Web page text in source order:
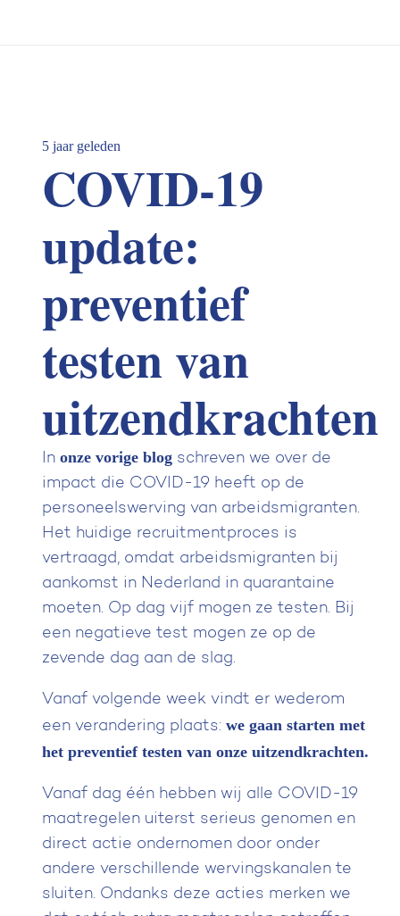
5 jaar geleden
COVID-19
update:
preventief
testen van
uitzendkrachten
In onze vorige blog schreven we over de
impact die COVID-19 heeft op de
personeelswerving van arbeidsmigranten.
Het huidige recruitmentproces is
vertraagd, omdat arbeidsmigranten bij
aankomst in Nederland in quarantaine
moeten. Op dag vijf mogen ze testen. Bij
een negatieve test mogen ze op de
zevende dag aan de slag.
Vanaf volgende week vindt er wederom
een verandering plaats: we gaan starten met
het preventief testen van onze uitzendkrachten.
Vanaf dag één hebben wij alle COVID-19
maatregelen uiterst serieus genomen en
direct actie ondernomen door onder
andere verschillende wervingskanalen te
sluiten. Ondanks deze acties merken we